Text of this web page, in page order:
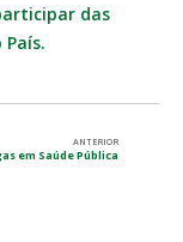
das
ANTERIOR
em Saúde Pública